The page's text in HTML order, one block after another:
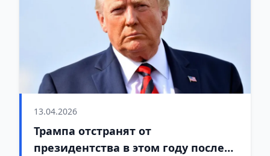
13.04.2026
Трампа отстранят от
президентства в этом году после